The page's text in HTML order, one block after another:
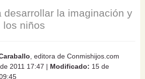
desarrollar la imaginación y
los niños
, editora de Conmishijos.com
2011 17:47 | Modificado: 15 de